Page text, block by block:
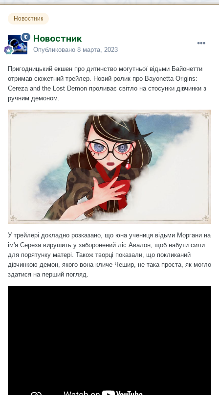
Новостник
Новостник
Опубликовано 8 марта, 2023
Пригодницький екшен про дитинство могутньої відьми Байонетти
отримав сюжетний трейлер. Новий ролик про Bayonetta Origins:
Cereza and the Lost Demon проливає світло на стосунки дівчинки з
ручним демоном.
У трейлері докладно розказано, що юна учениця відьми Моргани на
ім'я Сереза вирушить у заборонений ліс Авалон, щоб набути сили
для порятунку матері. Також творці показали, що покликаний
дівчинкою демон, якого вона кличе Чешир, не така проста, як могло
здатися на перший погляд.